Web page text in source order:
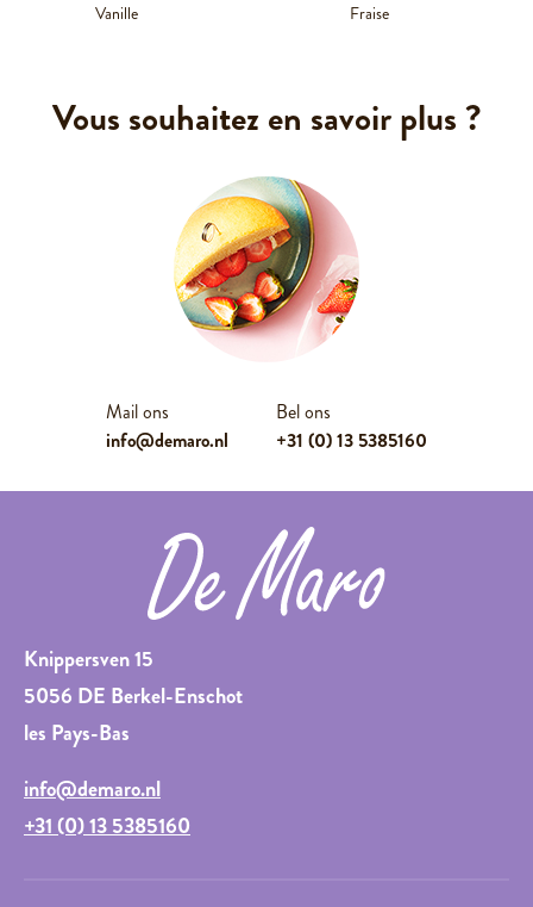
Vanille Fraise
Vous souhaitez en savoir plus ?
Mail ons
info@demaro.nl
Bel ons
+31 (0) 13 5385160
Knippersven 15
5056 DE Berkel-Enschot
les Pays-Bas
info@demaro.nl
+31 (0) 13 5385160